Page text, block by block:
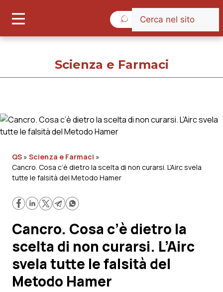
Giovedì 6 Agosto 2026
Governo e Parlamento
Regioni e Asl
Lavoro e Professioni
Scienza e Farmaci
Studi e Analisi
Scienza e Farmaci
QS » Scienza e Farmaci »
Cancro. Cosa c’è dietro la scelta di non curarsi. L’Airc svela
tutte le falsità del Metodo Hamer
Cancro. Cosa c’è dietro la
scelta di non curarsi. L’Airc
svela tutte le falsità del
Metodo Hamer